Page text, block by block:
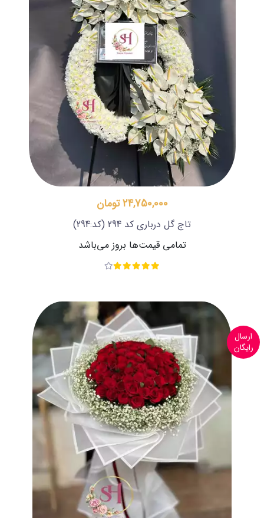
24,750,000 تومان
تاج گل درباری کد 294
(کد:294)
تمامی قیمت‌ها بروز می‌باشد
ارسال
رایگان